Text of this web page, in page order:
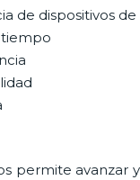
de dispositivos
permite avanzar